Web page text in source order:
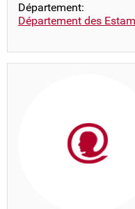
Département:
Département des